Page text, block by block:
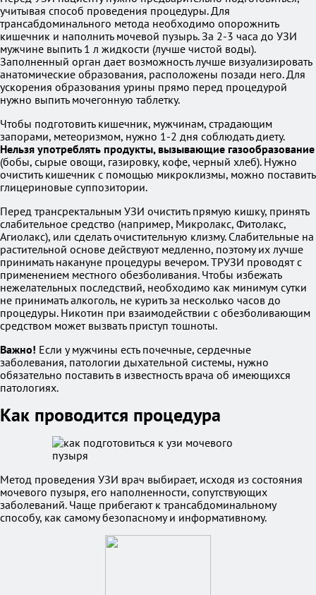
учитывая способ проведения процедуры. Для
трансабдоминального метода необходимо опорожнить
кишечник и наполнить мочевой пузырь. За 2-3 часа до УЗИ
мужчине выпить 1 л жидкости (лучше чистой воды).
Заполненный орган дает возможность лучше визуализировать
анатомические образования, расположены позади него. Для
ускорения образования урины прямо перед процедурой
нужно выпить мочегонную таблетку.
Чтобы подготовить кишечник, мужчинам, страдающим
запорами, метеоризмом, нужно 1-2 дня соблюдать диету.
Нельзя употреблять продукты, вызывающие газообразование
(бобы, сырые овощи, газировку, кофе, черный хлеб). Нужно
очистить кишечник с помощью микроклизмы, можно поставить
глицериновые суппозитории.
Перед трансректальным УЗИ очистить прямую кишку, принять
слабительное средство (например, Микролакс, Фитолакс,
Агиолакс), или сделать очистительную клизму. Слабительные на
растительной основе действуют медленно, поэтому их лучше
принимать накануне процедуры вечером. ТРУЗИ проводят с
применением местного обезболивания. Чтобы избежать
нежелательных последствий, необходимо как минимум сутки
не принимать алкоголь, не курить за несколько часов до
процедуры. Никотин при взаимодействии с обезболивающим
средством может вызвать приступ тошноты.
Важно! Если у мужчины есть почечные, сердечные
заболевания, патологии дыхательной системы, нужно
обязательно поставить в известность врача об имеющихся
патологиях.
Как проводится процедура
Метод проведения УЗИ врач выбирает, исходя из состояния
мочевого пузыря, его наполненности, сопутствующих
заболеваний. Чаще прибегают к трансабдоминальному
способу, как самому безопасному и информативному.